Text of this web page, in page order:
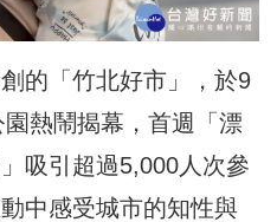
的「竹北好市」，於9
熱鬧揭幕，首週「漂
吸引超過5,000人次參
中感受城市的知性與